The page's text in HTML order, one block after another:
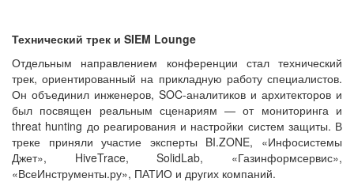
Технический трек и SIEM Lounge
Отдельным направлением конференции стал технический
трек, ориентированный на прикладную работу специалистов.
Он объединил инженеров, SOC-аналитиков и архитекторов и
был посвящен реальным сценариям — от мониторинга и
threat hunting до реагирования и настройки систем защиты. В
треке приняли участие эксперты BI.ZONE, «Инфосистемы
Джет», HiveTrace, SolidLab, «Газинформсервис»,
«ВсеИнструменты.ру», ПАТИО и других компаний.